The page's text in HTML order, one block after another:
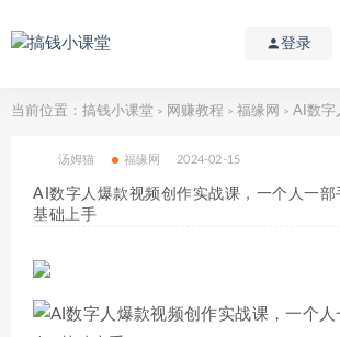
登录
当前位置： 搞钱小课堂 > 网赚教程 > 福缘网 > AI数字人爆款视
汤姆猫 福缘网 2024-02-15
AI数字人爆款视频创作实战课，一个人一部
基础上手